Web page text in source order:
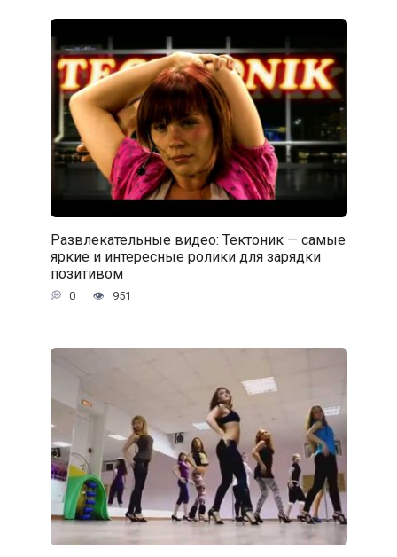
Развлекательные видео: Тектоник — самые
яркие и интересные ролики для зарядки
позитивом
0 951